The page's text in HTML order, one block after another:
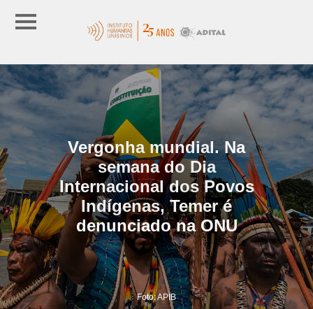
Vergonha mundial. Na
semana do Dia
Internacional dos Povos
Indígenas, Temer é
denunciado na ONU
Foto: APIB